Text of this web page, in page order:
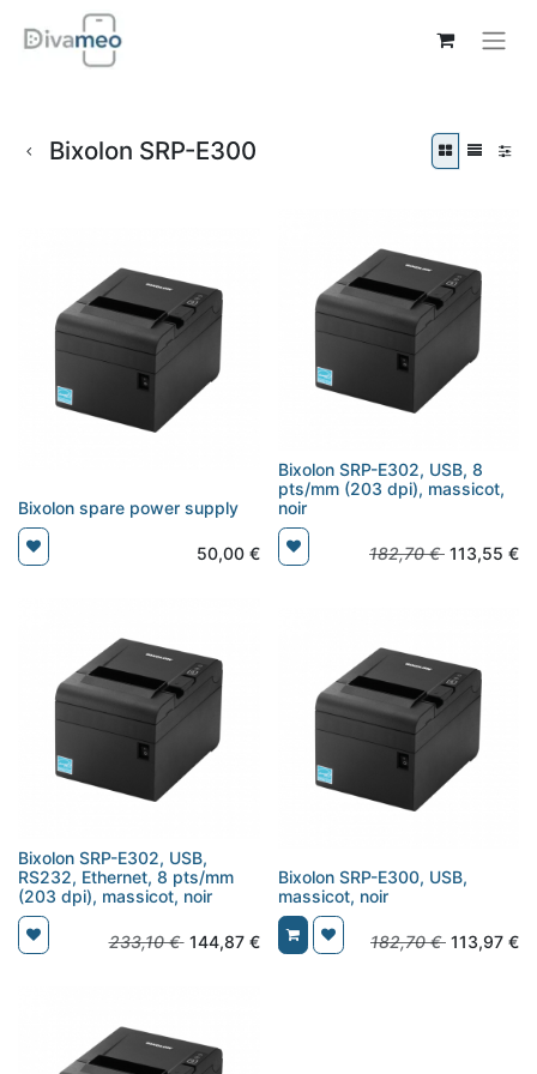
Bixolon SRP-E300
Bixolon spare power supply
50,00€
Bixolon SRP-E302, USB, 8
pts/mm (203 dpi), massicot,
noir
182,70€ 113,55 €
Bixolon SRP-E302, USB,
RS232, Ethernet, 8 pts/mm
(203 dpi), massicot, noir
233,10€ 144,87€
Bixolon SRP-E300, USB,
massicot, noir
182,70€ 113,97 €